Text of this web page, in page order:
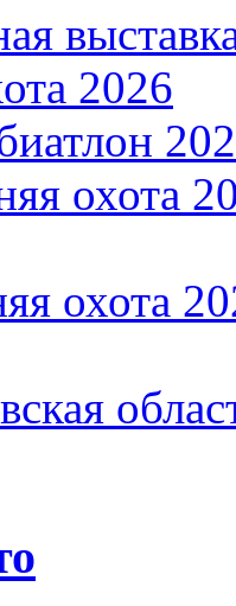
2026
охота
охота